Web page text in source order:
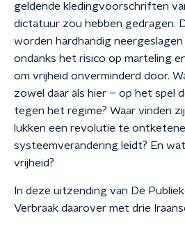
geldende kledingvoorschriften
dictatuur zou hebben gedragen.
worden hardhandig
ondanks het risico op marteling
om vrijheid onverminderd door.
zowel daar als hier – op het spel
tegen het regime? Waar vinden
lukken een revolutie te
systeemverandering leidt? En
vrijheid?
In deze uitzending van De
Verbraak daarover met drie